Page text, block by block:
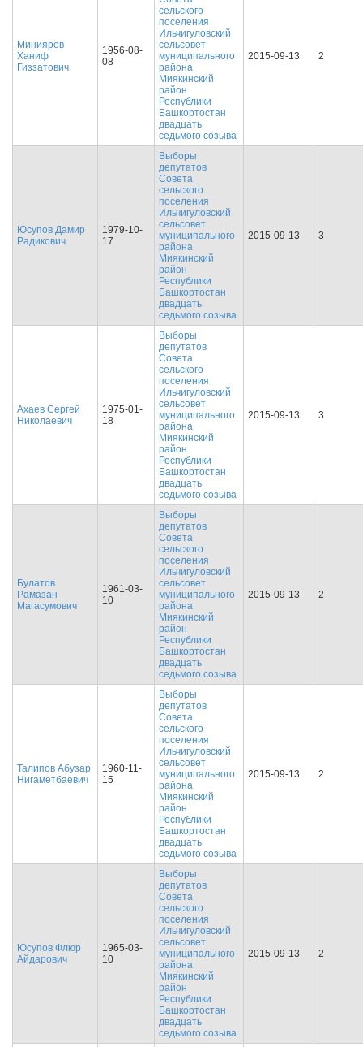
Минияров
Ханиф
Гиззатович
1956-08-
08
сельского
поселения
Ильчигуловский
сельсовет
муниципального
района
Миякинский
район
Республики
Башкортостан
двадцать
седьмого созыва
2015-09-13 2
Юсупов Дамир
Радикович
1979-10-
17
Выборы
депутатов
Совета
сельского
поселения
Ильчигуловский
сельсовет
муниципального
района
Миякинский
район
Республики
Башкортостан
двадцать
седьмого созыва
2015-09-13 3
Ахаев Сергей
Николаевич
1975-01-
18
Выборы
депутатов
Совета
сельского
поселения
Ильчигуловский
сельсовет
муниципального
района
Миякинский
район
Республики
Башкортостан
двадцать
седьмого созыва
2015-09-13 3
Булатов
Рамазан
Магасумович
1961-03-
10
Выборы
депутатов
Совета
сельского
поселения
Ильчигуловский
сельсовет
муниципального
района
Миякинский
район
Республики
Башкортостан
двадцать
седьмого созыва
2015-09-13 2
Талипов Абузар
Нигаметбаевич
1960-11-
15
Выборы
депутатов
Совета
сельского
поселения
Ильчигуловский
сельсовет
муниципального
района
Миякинский
район
Республики
Башкортостан
двадцать
седьмого созыва
2015-09-13 2
Юсупов Флюр
Айдарович
1965-03-
10
Выборы
депутатов
Совета
сельского
поселения
Ильчигуловский
сельсовет
муниципального
района
Миякинский
район
Республики
Башкортостан
двадцать
седьмого созыва
2015-09-13 2